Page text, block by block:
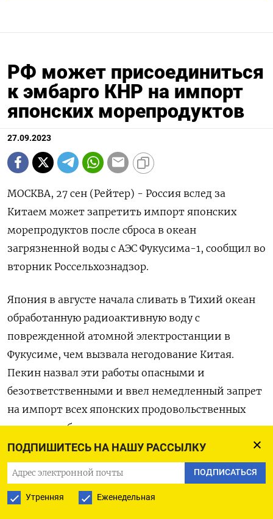
ПОДПИШИТЕСЬ НА НАШУ РАССЫЛКУ
ПОДПИСАТЬСЯ
Утренняя Еженедельная
РФ может присоединиться
к эмбарго КНР на импорт
японских морепродуктов
27.09.2023
МОСКВА, 27 сен (Рейтер) - Россия вслед за
Китаем может запретить импорт японских
морепродуктов после сброса в океан
загрязненной воды с АЭС Фукусима-1, сообщил во
вторник Россельхознадзор.
Япония в августе начала сливать в Тихий океан
обработанную радиоактивную воду с
поврежденной атомной электростанции в
Фукусиме, чем вызвала негодование Китая.
Пекин назвал эти работы опасными и
безответственными и ввел немедленный запрет
на импорт всех японских продовольственных
товаров, добытых в море.
«Учитывая возможные риски радиационного
загрязнения продукции, Россельхознадзор
рассматривает присоединение к китайским